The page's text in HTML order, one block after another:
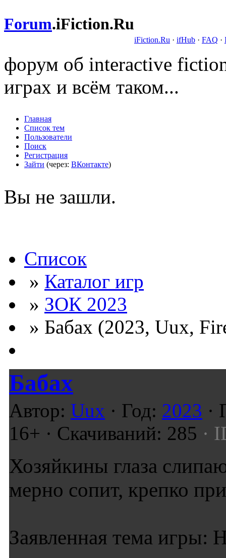
Forum.iFiction.Ru
iFiction.Ru · ifHub · FAQ ·
форум об interactive
играх и всём таком...
Главная
Список тем
Пользователи
Поиск
Регистрация
Зайти (через: ВКонтакте)
Вы не зашли.
Список
» Каталог игр
» ЗОК 2023
» Бабах (2023, Uux,
Бабах
Автор: Uux · Год: 2023 ·
16+ · Скачиваний: 285 ·
Хозяйкины глаза
мерно сопит, крепко
Заявленная тема игры: